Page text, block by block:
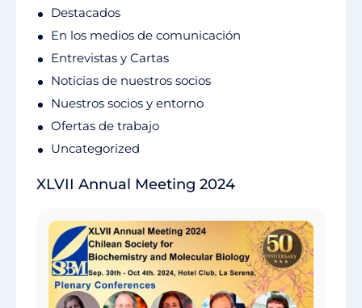
Destacados
En los medios de comunicación
Entrevistas y Cartas
Noticias de nuestros socios
Nuestros socios y entorno
Ofertas de trabajo
Uncategorized
XLVII Annual Meeting 2024